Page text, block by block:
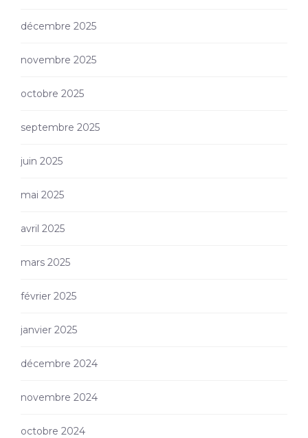
décembre 2025
novembre 2025
octobre 2025
septembre 2025
juin 2025
mai 2025
avril 2025
mars 2025
février 2025
janvier 2025
décembre 2024
novembre 2024
octobre 2024